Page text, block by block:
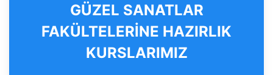
GÜZEL SANATLAR
FAKÜLTELERİNE HAZIRLIK
KURSLARIMIZ